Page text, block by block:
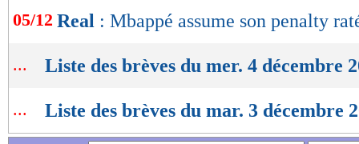
05/12 Real : Mbappé assume son penalty
... Liste des brèves du mer. 4 décembre
... Liste des brèves du mar. 3 décembre